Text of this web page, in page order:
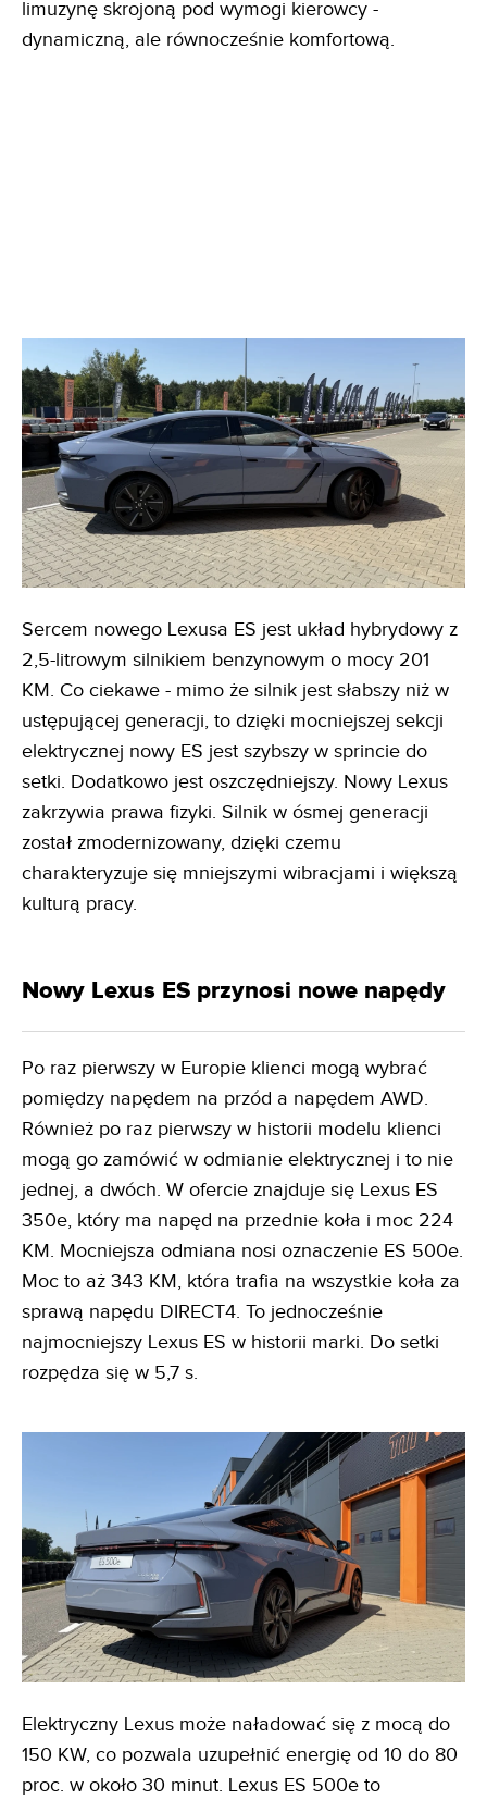
limuzynę skrojoną pod wymogi kierowcy -
dynamiczną, ale równocześnie komfortową.
Sercem nowego Lexusa ES jest układ hybrydowy z
2,5-litrowym silnikiem benzynowym o mocy 201
KM. Co ciekawe - mimo że silnik jest słabszy niż w
ustępującej generacji, to dzięki mocniejszej sekcji
elektrycznej nowy ES jest szybszy w sprincie do
setki. Dodatkowo jest oszczędniejszy. Nowy Lexus
zakrzywia prawa fizyki. Silnik w ósmej generacji
został zmodernizowany, dzięki czemu
charakteryzuje się mniejszymi wibracjami i większą
kulturą pracy.
Nowy Lexus ES przynosi nowe napędy
Po raz pierwszy w Europie klienci mogą wybrać
pomiędzy napędem na przód a napędem AWD.
Również po raz pierwszy w historii modelu klienci
mogą go zamówić w odmianie elektrycznej i to nie
jednej, a dwóch. W ofercie znajduje się Lexus ES
350e, który ma napęd na przednie koła i moc 224
KM. Mocniejsza odmiana nosi oznaczenie ES 500e.
Moc to aż 343 KM, która trafia na wszystkie koła za
sprawą napędu DIRECT4. To jednocześnie
najmocniejszy Lexus ES w historii marki. Do setki
rozpędza się w 5,7 s.
Elektryczny Lexus może naładować się z mocą do
150 KW, co pozwala uzupełnić energię od 10 do 80
proc. w około 30 minut. Lexus ES 500e to